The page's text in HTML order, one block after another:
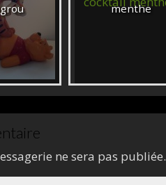
menthe
ne sera pas publiée.